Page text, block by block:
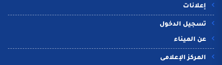
إعلانات
تسجيل الدخول
عن الميناء
المركز الإعلامى